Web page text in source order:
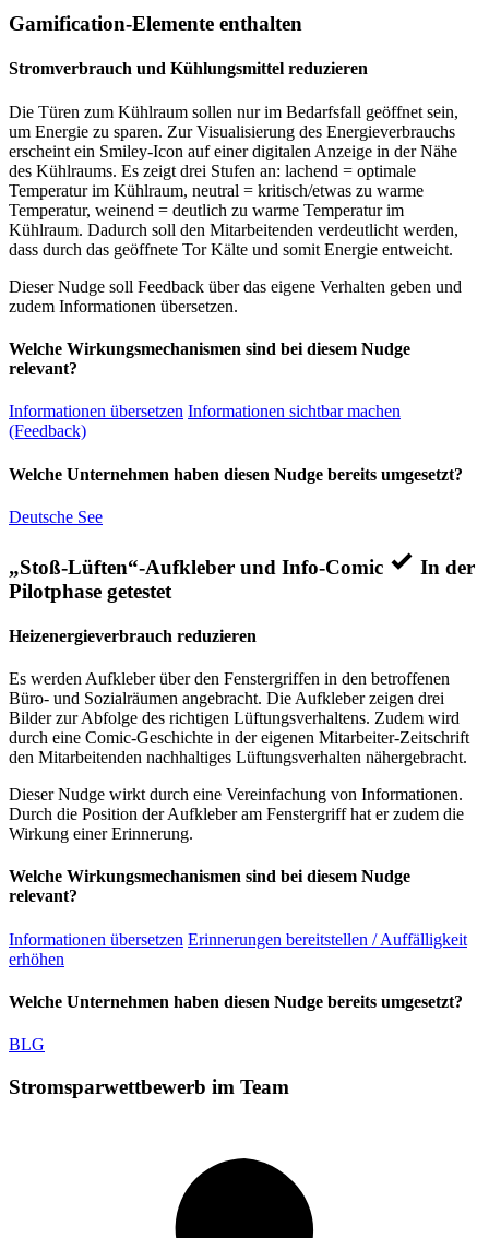
Gamification-Elemente enthalten
Stromverbrauch und Kühlungsmittel reduzieren
Die Türen zum Kühlraum sollen nur im Bedarfsfall geöffnet sein,
um Energie zu sparen. Zur Visualisierung des Energieverbrauchs
erscheint ein Smiley-Icon auf einer digitalen Anzeige in der Nähe
des Kühlraums. Es zeigt drei Stufen an: lachend = optimale
Temperatur im Kühlraum, neutral = kritisch/etwas zu warme
Temperatur, weinend = deutlich zu warme Temperatur im
Kühlraum. Dadurch soll den Mitarbeitenden verdeutlicht werden,
dass durch das geöffnete Tor Kälte und somit Energie entweicht.
Dieser Nudge soll Feedback über das eigene Verhalten geben und
zudem Informationen übersetzen.
Welche Wirkungsmechanismen sind bei diesem Nudge
relevant?
Informationen übersetzen Informationen sichtbar machen
(Feedback)
Welche Unternehmen haben diesen Nudge bereits umgesetzt?
Deutsche See
„Stoß-Lüften“-Aufkleber und Info-Comic
In der
Pilotphase getestet
Heizenergieverbrauch reduzieren
Es werden Aufkleber über den Fenstergriffen in den betroffenen
Büro- und Sozialräumen angebracht. Die Aufkleber zeigen drei
Bilder zur Abfolge des richtigen Lüftungsverhaltens. Zudem wird
durch eine Comic-Geschichte in der eigenen Mitarbeiter-Zeitschrift
den Mitarbeitenden nachhaltiges Lüftungsverhalten nähergebracht.
Dieser Nudge wirkt durch eine Vereinfachung von Informationen.
Durch die Position der Aufkleber am Fenstergriff hat er zudem die
Wirkung einer Erinnerung.
Welche Wirkungsmechanismen sind bei diesem Nudge
relevant?
Informationen übersetzen Erinnerungen bereitstellen / Auffälligkeit
erhöhen
Welche Unternehmen haben diesen Nudge bereits umgesetzt?
BLG
Stromsparwettbewerb im Team